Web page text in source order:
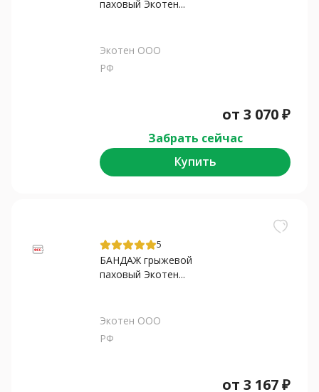
паховый Экотен...
Экотен ООО
РФ
от 3 070₽
Забрать сейчас
Купить
5
БАНДАЖ грыжевой
паховый Экотен...
Экотен ООО
РФ
от 3 167₽